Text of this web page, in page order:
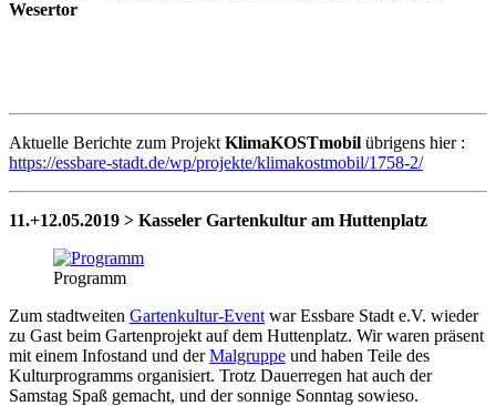
Wesertor
Aktuelle Berichte zum Projekt KlimaKOSTmobil übrigens hier :
https://essbare-stadt.de/wp/projekte/klimakostmobil/1758-2/
11.+12.05.2019 > Kasseler Gartenkultur am Huttenplatz
Programm
Zum stadtweiten Gartenkultur-Event war Essbare Stadt e.V. wieder
zu Gast beim Gartenprojekt auf dem Huttenplatz. Wir waren präsent
mit einem Infostand und derMalgruppe und haben Teile des
Kulturprogramms organisiert. Trotz Dauerregen hat auch der
Samstag Spaß gemacht, und der sonnige Sonntag sowieso.